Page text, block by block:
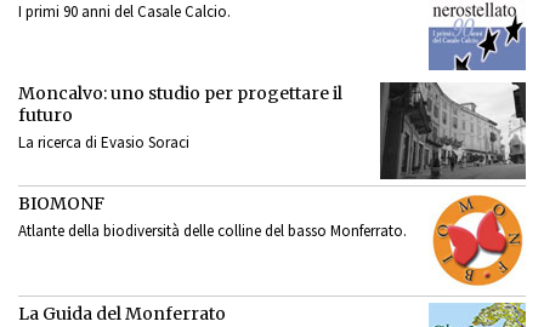
I primi 90 anni del Casale Calcio.
Moncalvo: uno studio per progettare il
futuro
La ricerca di Evasio Soraci
BIOMONF
Atlante della biodiversità delle colline del basso Monferrato.
La Guida del Monferrato